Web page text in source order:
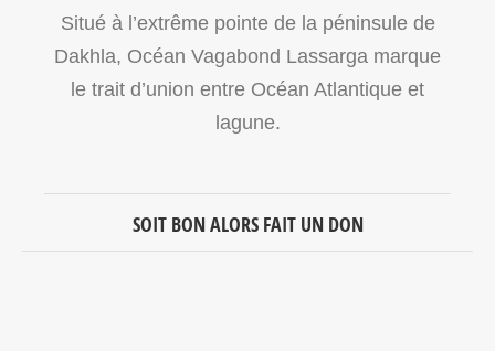
Situé à l’extrême pointe de la péninsule de
Dakhla, Océan Vagabond Lassarga marque
le trait d’union entre Océan Atlantique et
lagune.
SOIT BON ALORS FAIT UN DON